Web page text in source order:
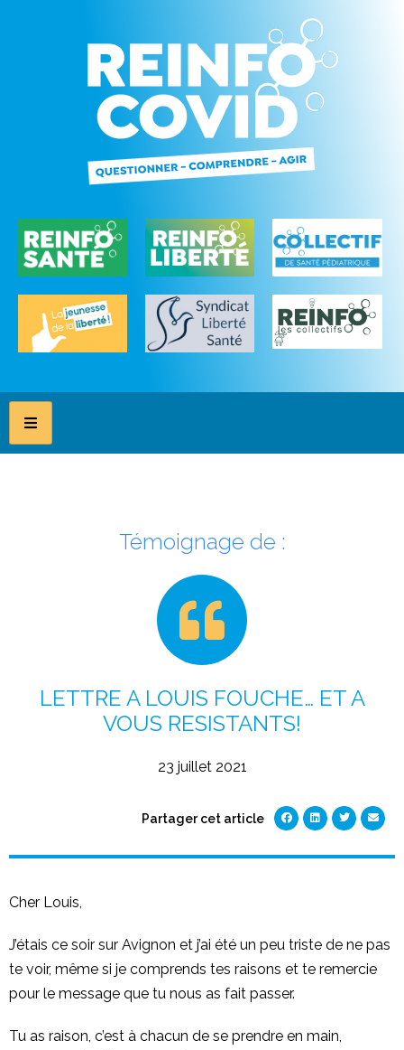
Témoignage de :
LETTRE A LOUIS FOUCHE… ET A
VOUS RESISTANTS!
23 juillet 2021
Partager cet article
Cher Louis,
J’étais ce soir sur Avignon et j’ai été un peu triste de ne pas
te voir, même si je comprends tes raisons et te remercie
pour le message que tu nous as fait passer.
Tu as raison, c’est à chacun de se prendre en main,